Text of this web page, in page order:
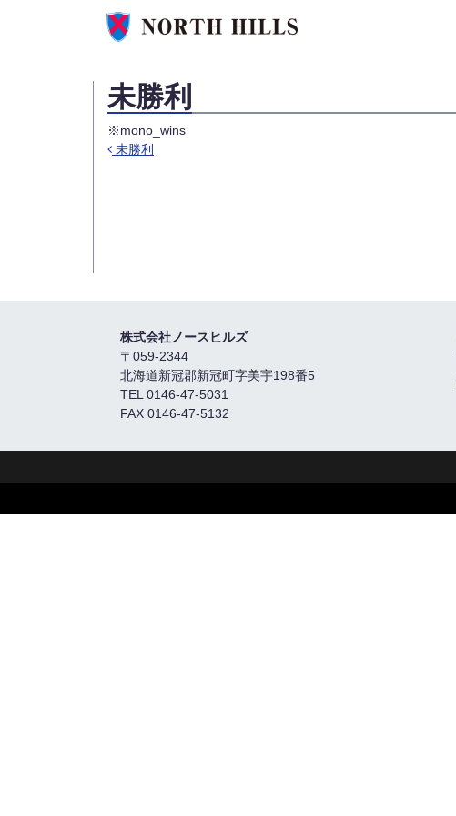
未勝利
※mono_wins
未勝利
株式会社ノースヒルズ
〒059-2344
北海道新冠郡新冠町字美宇198番5
TEL 0146-47-5031
FAX 0146-47-5132